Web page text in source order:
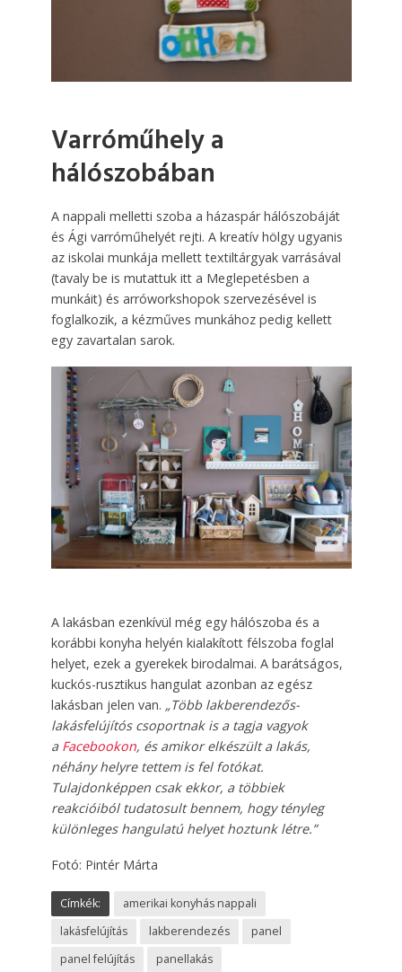
Varróműhely a
hálószobában
A nappali melletti szoba a házaspár hálószobáját
és Ági varróműhelyét rejti. A kreatív hölgy ugyanis
az iskolai munkája mellett textiltárgyak varrásával
(tavaly be is mutattuk itt a Meglepetésben a
munkáit) és arróworkshopok szervezésével is
foglalkozik, a kézműves munkához pedig kellett
egy zavartalan sarok.
A lakásban ezenkívül még egy hálószoba és a
korábbi konyha helyén kialakított félszoba foglal
helyet, ezek a gyerekek birodalmai. A barátságos,
kuckós-rusztikus hangulat azonban az egész
lakásban jelen van. „Több lakberendezős-
lakásfelújítós csoportnak is a tagja vagyok
a Face­bookon, és amikor elkészült a lakás,
néhány helyre tettem is fel fotókat.
Tulajdonképpen csak ekkor, a többiek
reakcióiból tudatosult bennem, hogy tényleg
különleges hangulatú helyet hoztunk létre.”
Fotó: Pintér Márta
Címkék:
amerikai konyhás nappali
lakásfelújítás
lakberendezés
panel
panel felújítás
panellakás